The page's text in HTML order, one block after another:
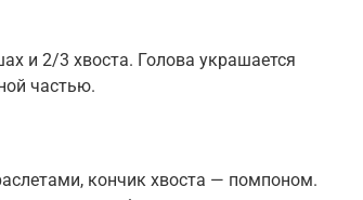
и 2/3 хвоста. Голова украшается
частью.
кончик хвоста — помпоном.